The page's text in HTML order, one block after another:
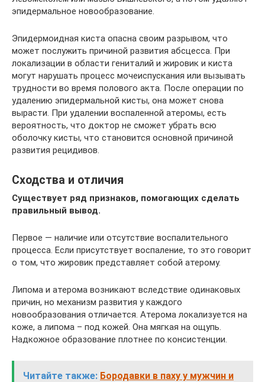
эпидермальное новообразование.
Эпидермоидная киста опасна своим разрывом, что
может послужить причиной развития абсцесса. При
локализации в области гениталий и жировик и киста
могут нарушать процесс мочеиспускания или вызывать
трудности во время полового акта. После операции по
удалению эпидермальной кисты, она может снова
вырасти. При удалении воспаленной атеромы, есть
вероятность, что доктор не сможет убрать всю
оболочку кисты, что становится основной причиной
развития рецидивов.
Сходства и отличия
Существует ряд признаков, помогающих сделать
правильный вывод.
Первое — наличие или отсутствие воспалительного
процесса. Если присутствует воспаление, то это говорит
о том, что жировик представляет собой атерому.
Липома и атерома возникают вследствие одинаковых
причин, но механизм развития у каждого
новообразования отличается. Атерома локализуется на
коже, а липома – под кожей. Она мягкая на ощупь.
Надкожное образование плотнее по консистенции.
Читайте также: Бородавки в паху у мужчин и